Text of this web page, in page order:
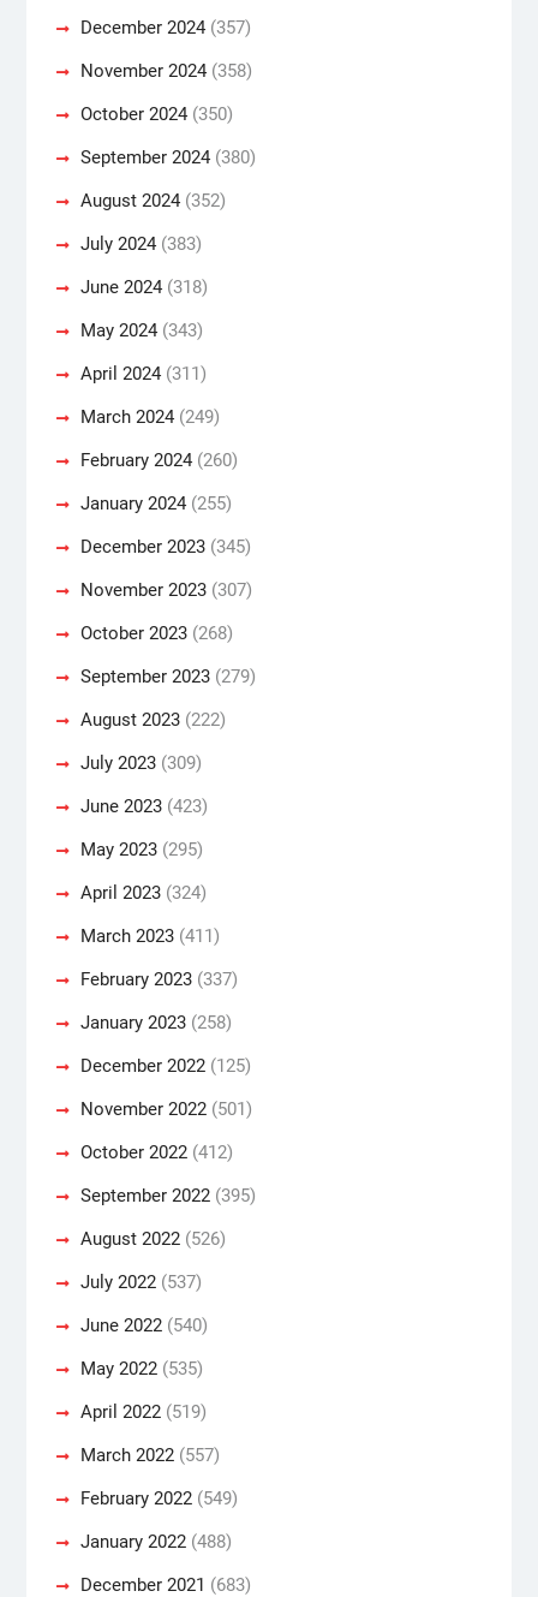
December 2024(357)
November 2024(358)
October 2024(350)
September 2024(380)
August 2024(352)
July 2024(383)
June 2024(318)
May 2024(343)
April 2024(311)
March 2024(249)
February 2024(260)
January 2024(255)
December 2023(345)
November 2023(307)
October 2023(268)
September 2023(279)
August 2023(222)
July 2023(309)
June 2023(423)
May 2023(295)
April 2023(324)
March 2023(411)
February 2023(337)
January 2023(258)
December 2022(125)
November 2022(501)
October 2022(412)
September 2022(395)
August 2022(526)
July 2022(537)
June 2022(540)
May 2022(535)
April 2022(519)
March 2022(557)
February 2022(549)
January 2022(488)
December 2021 (683)